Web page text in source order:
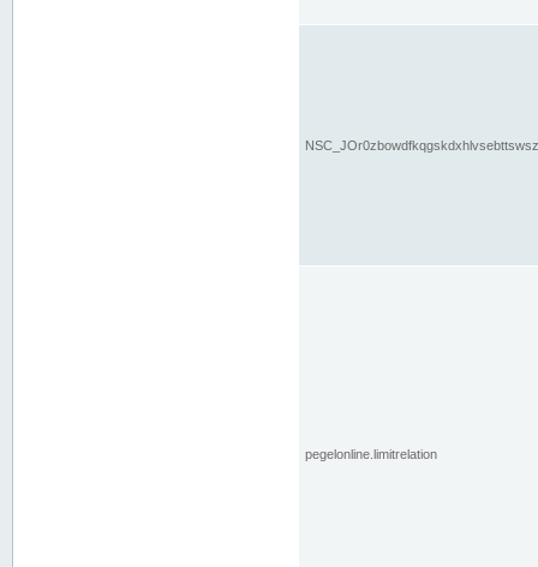
pegelonline.limitrelation